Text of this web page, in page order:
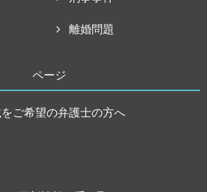
離婚問題
ページ
ご希望の弁護士の方へ